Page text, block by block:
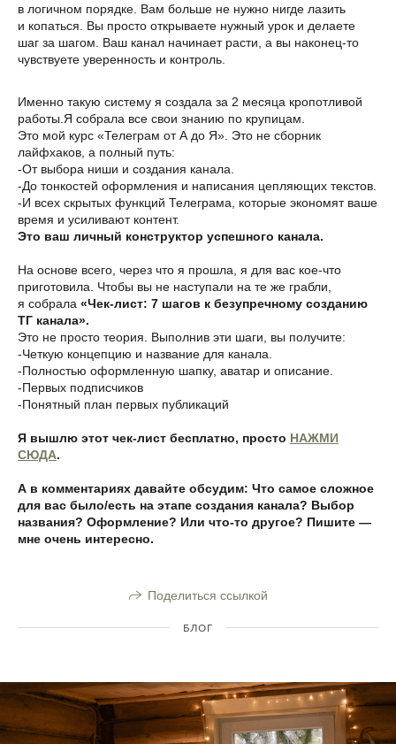
в логичном порядке. Вам больше не нужно нигде лазить
и копаться. Вы просто открываете нужный урок и делаете
шаг за шагом. Ваш канал начинает расти, а вы наконец-то
чувствуете уверенность и контроль.
Именно такую систему я создала за 2 месяца кропотливой
работы.Я собрала все свои знанию по крупицам.
Это мой курс «Телеграм от А до Я». Это не сборник
лайфхаков, а полный путь:
-От выбора ниши и создания канала.
-До тонкостей оформления и написания цепляющих текстов.
-И всех скрытых функций Телеграма, которые экономят ваше
время и усиливают контент.
Это ваш личный конструктор успешного канала.
На основе всего, через что я прошла, я для вас кое-что
приготовила. Чтобы вы не наступали на те же грабли,
я собрала «Чек-лист: 7 шагов к безупречному созданию
ТГ канала».
Это не просто теория. Выполнив эти шаги, вы получите:
-Четкую концепцию и название для канала.
-Полностью оформленную шапку, аватар и описание.
-Первых подписчиков
-Понятный план первых публикаций
Я вышлю этот чек-лист бесплатно, просто НАЖМИ
СЮДА.
А в комментариях давайте обсудим: Что самое сложное
для вас было/есть на этапе создания канала? Выбор
названия? Оформление? Или что-то другое? Пишите —
мне очень интересно.
Поделиться ссылкой
БЛОГ